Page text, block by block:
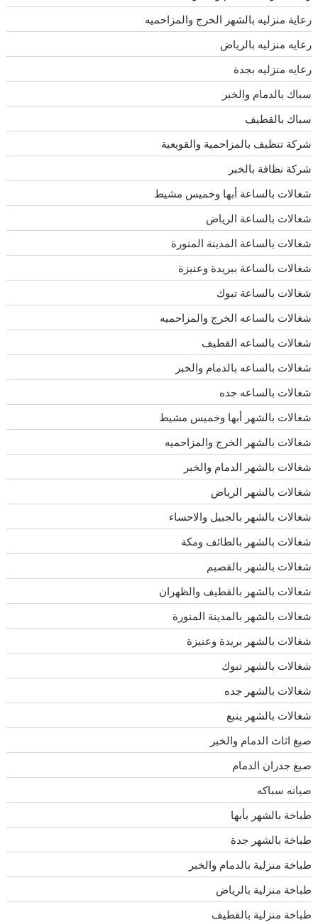
رعاية منزليه بالشهر الخرج والمزاحميه
رعايه منزليه بالرياض
رعايه منزليه بجدة
سباك بالدمام والخبر
سباك بالقطيف
شركة تنظيف بالمزاحمية والقويعية
شركة نظافة بالخبر
شغالات بالساعة أبها وخميس مشيط
شغالات بالساعة الرياض
شغالات بالساعة المدينة المنورة
شغالات بالساعة ببريدة وعنيزة
شغالات بالساعة تبوك
شغالات بالساعه الخرج والمزاحميه
شغالات بالساعه القطيف
شغالات بالساعه بالدمام والخبر
شغالات بالساعه جده
شغالات بالشهر أبها وخميس مشيط
شغالات بالشهر الخرج والمزاحميه
شغالات بالشهر الدمام والخبر
شغالات بالشهر الرياض
شغالات بالشهر بالجبيل والاحساء
شغالات بالشهر بالطائف ومكة
شغالات بالشهر بالقصيم
شغالات بالشهر بالقطيف والظهران
شغالات بالشهر بالمدينة المنورة
شغالات بالشهر بريدة وعنيزة
شغالات بالشهر تبوك
شغالات بالشهر جده
شغالات بالشهر ينبع
صبغ اثاث الدمام والخبر
صبغ جدران الدمام
صيانه سباكه
طباخة بالشهر بأبها
طباخة بالشهر جدة
طباخة منزلية بالدمام والخبر
طباخة منزلية بالرياض
طباخة منزلية بالقطيف